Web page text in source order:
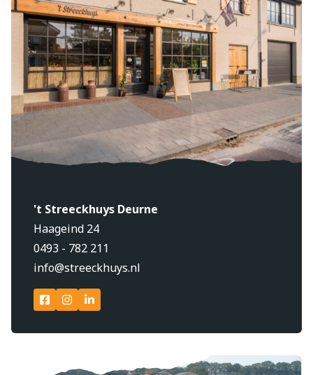
't Streeckhuys Deurne
Haageind 24
0493 - 782 211
info@streeckhuys.nl